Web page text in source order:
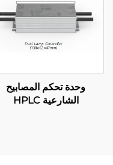
وحدة تحكم المصابيح
الشارعية HPLC